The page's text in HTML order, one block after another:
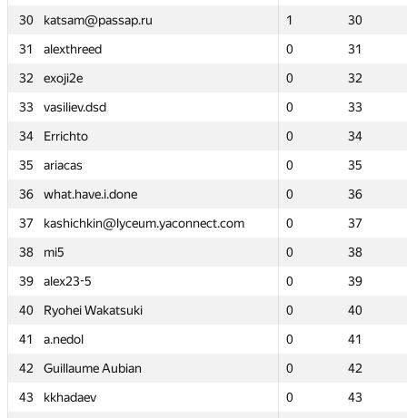
30
katsam@passap.ru 1
30
31
alexthreed 0
31
32
exoji2e 0
32
33
vasiliev.dsd 0
33
34
Errichto 0
34
35
ariacas 0
35
36
what.have.i.done 0
36
37
kashichkin@lyceum.yaconnect.com 0
37
38
mi5 0
38
39
alex23-5 0
39
40
Ryohei Wakatsuki 0
40
41
a.nedol 0
41
42
Guillaume Aubian 0
42
43
kkhadaev 0
43
30
katsam@passap.ru 1
30
31
alexthreed 0
31
32
exoji2e 0
32
33
vasiliev.dsd 0
33
34
Errichto 0
34
35
ariacas 0
35
36
what.have.i.done 0
36
37
kashichkin@lyceum.yaconnect.com 0
37
38
mi5 0
38
39
alex23-5 0
39
40
Ryohei Wakatsuki 0
40
41
a.nedol 0
41
42
Guillaume Aubian 0
42
43
kkhadaev 0
43